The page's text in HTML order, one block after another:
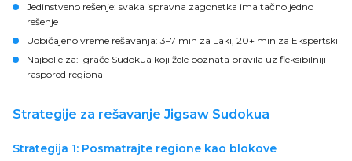
Jedinstveno rešenje: svaka ispravna zagonetka ima tačno jedno
rešenje
Uobičajeno vreme rešavanja: 3–7 min za Laki, 20+ min za Ekspertski
Najbolje za: igrače Sudokua koji žele poznata pravila uz fleksibilniji
raspored regiona
Strategije za rešavanje Jigsaw Sudokua
Strategija 1: Posmatrajte regione kao blokove